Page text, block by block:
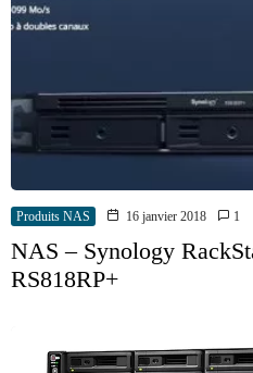
Produits NAS 16 janvier 2018 1
NAS – Synology
RS818RP+